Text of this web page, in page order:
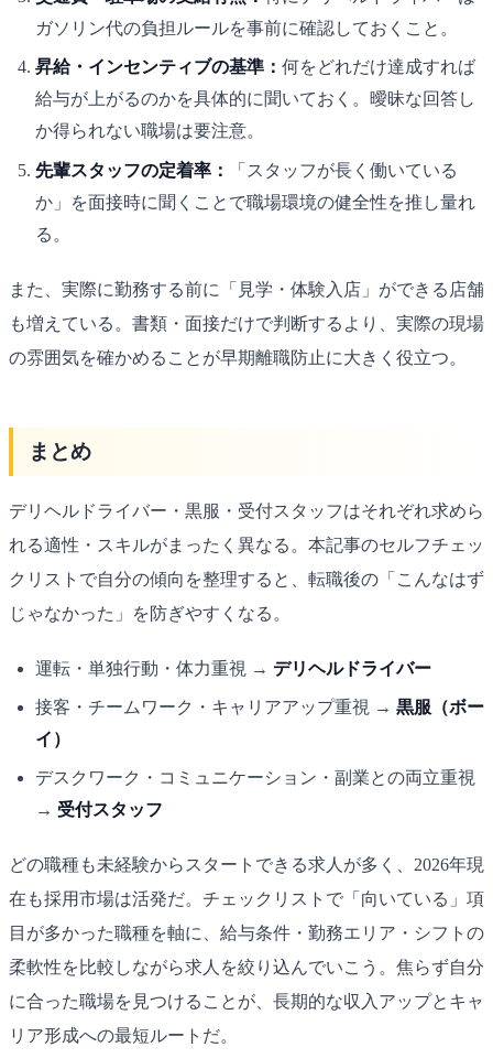
ガソリン代の負担ルールを事前に確認しておくこと。
昇給・インセンティブの基準： 何をどれだけ達成すれば
給与が上がるのかを具体的に聞いておく。曖昧な回答し
か得られない職場は要注意。
先輩スタッフの定着率：
「スタッフが長く働いている
か」を面接時に聞くことで職場環境の健全性を推し量れ
る。
また、実際に勤務する前に「見学・体験入店」ができる店舗
も増えている。書類・面接だけで判断するより、実際の現場
の雰囲気を確かめることが早期離職防止に大きく役立つ。
まとめ
デリヘルドライバー・黒服・受付スタッフはそれぞれ求めら
れる適性・スキルがまったく異なる。本記事のセルフチェッ
クリストで自分の傾向を整理すると、転職後の「こんなはず
じゃなかった」を防ぎやすくなる。
運転・単独行動・体力重視 → デリヘルドライバー
接客・チームワーク・キャリアアップ重視 → 黒服（ボー
イ）
デスクワーク・コミュニケーション・副業との両立重視
→ 受付スタッフ
どの職種も未経験からスタートできる求人が多く、2026年現
在も採用市場は活発だ。チェックリストで「向いている」項
目が多かった職種を軸に、給与条件・勤務エリア・シフトの
柔軟性を比較しながら求人を絞り込んでいこう。焦らず自分
に合った職場を見つけることが、長期的な収入アップとキャ
リア形成への最短ルートだ。